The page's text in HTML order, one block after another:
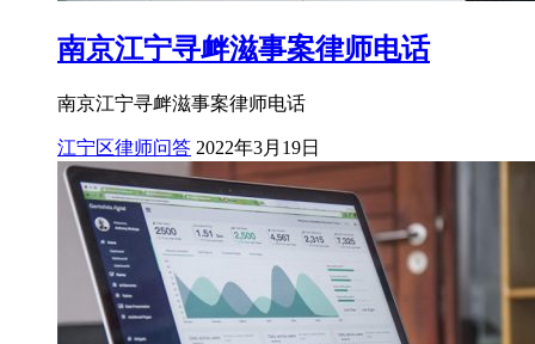
南京江宁寻衅滋事案律师电话
南京江宁寻衅滋事案律师电话
江宁区律师问答 2022年3月19日